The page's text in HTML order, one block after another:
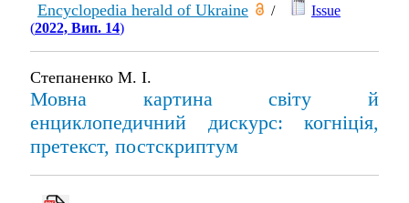
Encyclopedia herald of Ukraine /
Issue
(2022, Вип. 14)
Степаненко М. І.
Мовна картина світу й
енциклопедичний дискурс: когніція,
претекст, постскриптум